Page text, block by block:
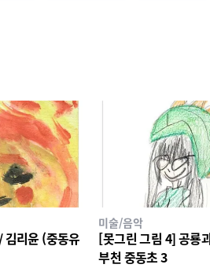
미술/음악
[못그린 그림 4] 공룡
부천 중동초 3